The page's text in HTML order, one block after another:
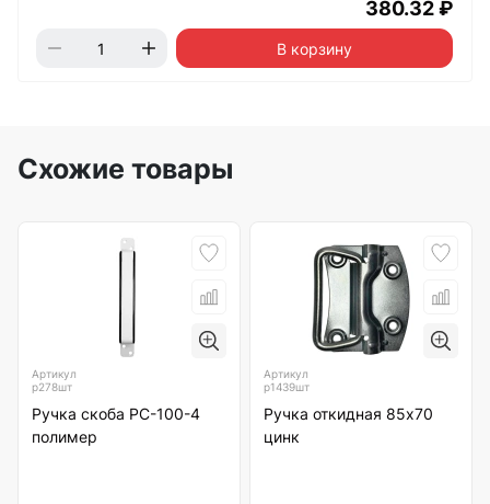
380.32 ₽
В корзину
Схожие товары
Артикул
р278шт
Ручка скоба РС-100-4
полимер
Артикул
р1439шт
Ручка откидная 85х70
цинк